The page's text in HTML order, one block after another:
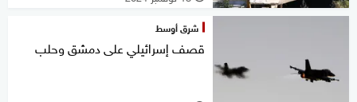
شرق أوسط
قصف إسرائيلي على دمشق وحلب